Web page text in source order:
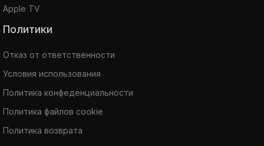
Apple TV
Политики
Отказ от ответственности
Условия использования
Политика конфеденциальности
Политика файлов cookie
Политика возврата